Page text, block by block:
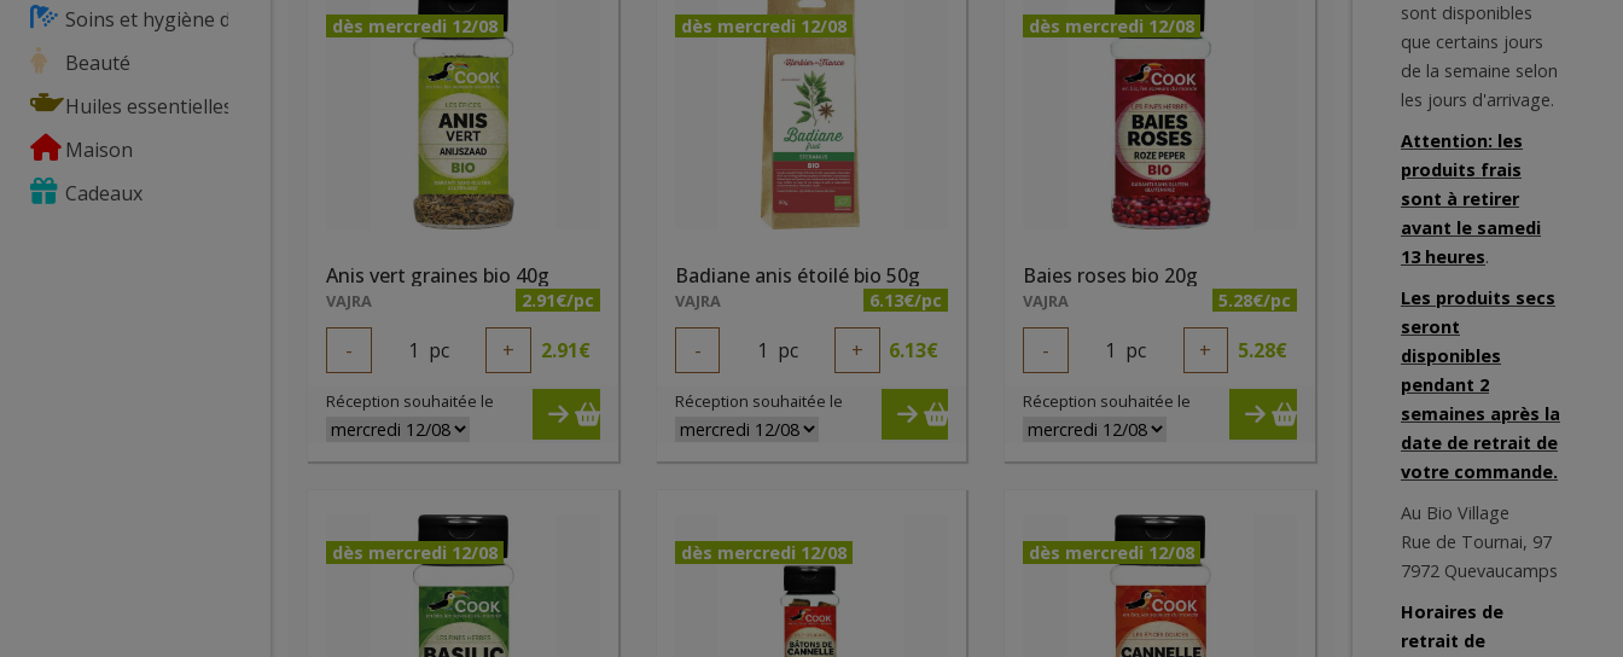
Soins et hygiène du corps
Beauté
Huiles essentielles
Maison
Cadeaux
dès mercredi 12/08
Anis vert graines bio 40g
VAJRA 2.91€/pc
- 1 pc + 2.91€
Réception souhaitée le
dès mercredi 12/08
Badiane anis étoilé bio 50g
VAJRA 6.13€/pc
- 1 pc + 6.13€
Réception souhaitée le
dès mercredi 12/08
Baies roses bio 20g
VAJRA 5.28€/pc
- 1 pc + 5.28€
Réception souhaitée le
dès mercredi 12/08 dès mercredi 12/08 dès mercredi 12/08
sont disponibles
que certains jours
de la semaine selon
les jours d'arrivage.
Attention: les
produits frais
sont à retirer
avant le samedi
13 heures.
Les produits secs
seront
disponibles
pendant 2
semaines après la
date de retrait de
votre commande.
Au Bio Village
Rue de Tournai, 97
7972 Quevaucamps
Horaires de
retrait de